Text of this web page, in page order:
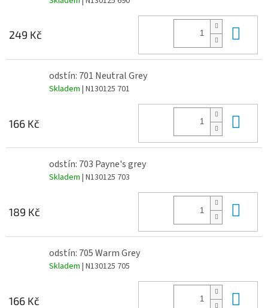
249 Kč
odstín: 701 Neutral Grey
Skladem | N130125 701
166 Kč
odstín: 703 Payne's grey
Skladem | N130125 703
189 Kč
odstín: 705 Warm Grey
Skladem | N130125 705
166 Kč